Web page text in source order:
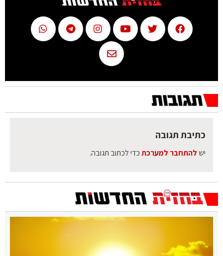
כתיבת תגובה
יש להתחבר למערכתכדי לכתוב תגובה.